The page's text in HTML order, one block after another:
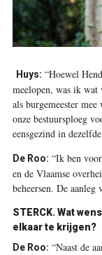
Huys: “Hoewel
meelopen, was ik wat
als burgemeester
onze bestuursploeg
eensgezind in
De Roo: “Ik ben
en de Vlaamse
beheersen. De aanleg
STERCK. Wat
elkaar te krijgen?
De Roo: “Naast de